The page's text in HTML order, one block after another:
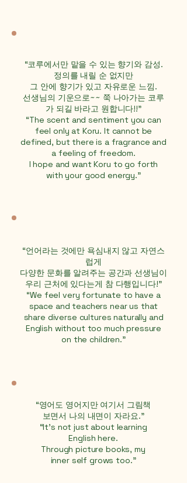
“코루에서만 맡을 수 있는 향기와 감성.
정의를 내릴 순 없지만
그 안에 향기가 있고 자유로운 느낌.
선생님의 기운으로~~ 쭉 나아가는 코루
가 되길 바라고 원합니다!!"
“The scent and sentiment you can
feel only at Koru. It cannot be
defined, but there is a fragrance and
a feeling of freedom.
I hope and want Koru to go forth
with your good energy.”
“언어라는 것에만 욕심내지 않고 자연스
럽게
다양한 문화를 알려주는 공간과 선생님이
우리 근처에 있다는게 참 다행입니다!”
“We feel very fortunate to have a
space and teachers near us that
share diverse cultures naturally and
English without too much pressure
on the children.”
“영어도 영어지만 여기서 그림책
보면서 나의 내면이 자라요.”
“It’s not just about learning
English here.
Through picture books, my
inner self grows too."